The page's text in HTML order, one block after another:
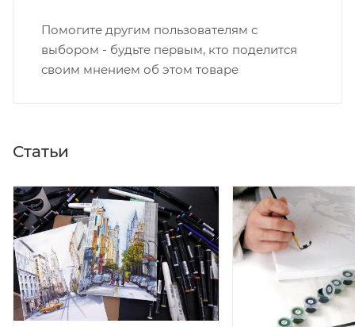
Помогите другим пользователям с
выбором - будьте первым, кто поделится
своим мнением об этом товаре
Статьи